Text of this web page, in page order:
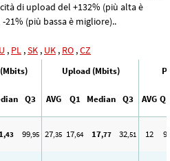
di upload del +132% (più alta è
(più bassa è migliore)..
, PL ,SK , UK , RO ,CZ
Upload (Mbits)
Q3 AVG Q1 Median Q3 AVG Q1
,43 99,95 27,35 17,64 17,77 32,51 12 9